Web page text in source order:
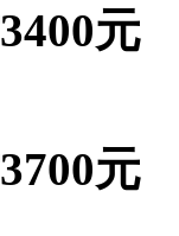
元
元